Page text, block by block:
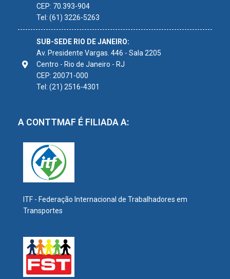
CEP: 70.393-904
Tel: (61) 3226-5263
SUB-SEDE RIO DE JANEIRO:
Av. Presidente Vargas. 446 - Sala 2205
Centro - Rio de Janeiro - RJ
CEP: 20071-000
Tel: (21) 2516-4301
A CONTTMAF É FILIADA A:
ITF - Federação Internacional de Trabalhadores em
Transportes